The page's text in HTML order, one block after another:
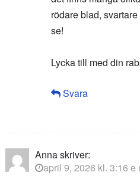
rödare blad,
se!
Lycka till med din
Svara
Annaskriver:
april 9, 2026 kl. 3:16 e